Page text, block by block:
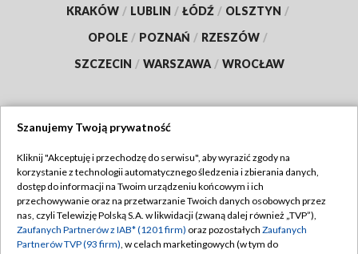
KRAKÓW / LUBLIN / ŁÓDŹ / OLSZTYN /
OPOLE / POZNAŃ / RZESZÓW /
SZCZECIN / WARSZAWA / WROCŁAW
TVP
Abonament TVP
Emisja w TVP
Regulamin TVP
Polityka prywatności
Szanujemy Twoją prywatność
Kliknij "Akceptuję i przechodzę do serwisu", aby wyrazić zgody na
korzystanie z technologii automatycznego śledzenia i zbierania danych,
dostęp do informacji na Twoim urządzeniu końcowym i ich
przechowywanie oraz na przetwarzanie Twoich danych osobowych przez
nas, czyli Telewizję Polską S.A. w likwidacji (zwaną dalej również „TVP”),
Zaufanych Partnerów z IAB* (1201 firm) oraz pozostałych Zaufanych
Partnerów TVP (93 firm), w celach marketingowych (w tym do